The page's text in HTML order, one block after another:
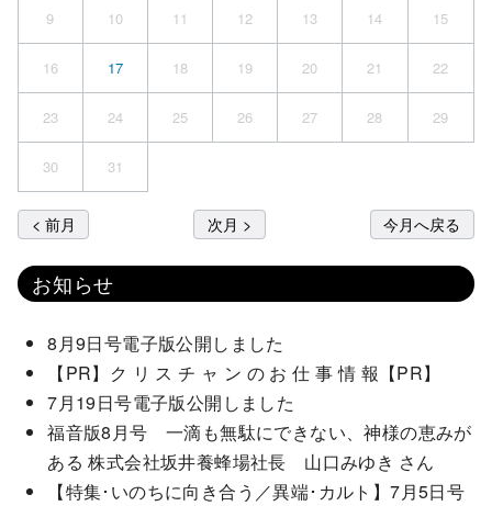
9 10 11 12 13 14 15
16 17 18 19 20 21 22
23 24 25 26 27 28 29
30 31
< 前月 次月 > 今月へ戻る
お知らせ
8月9日号電子版公開しました
【PR】ク リ ス チ ャ ン の お 仕 事 情 報【PR】
7月19日号電子版公開しました
福音版8月号 一滴も無駄にできない、神様の恵みが
ある 株式会社坂井養蜂場社長 山口みゆき さん
【特集･いのちに向き合う／異端･カルト】7月5日号